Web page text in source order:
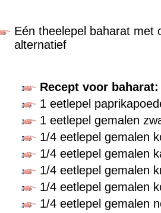
Eén theelepel baharat met
alternatief
Recept voor baharat:
1 eetlepel
1 eetlepel gemalen
1/4 eetlepel gemalen
1/4 eetlepel gemalen
1/4 eetlepel gemalen
1/4 eetlepel gemalen
1/4 eetlepel gemalen